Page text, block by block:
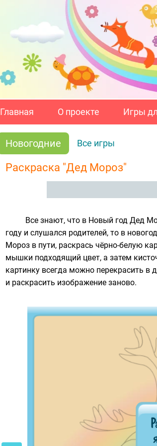
Главная О проекте Игры
Новогодние Все игры
Раскраска "Дед Мороз"
Все знают, что в Новый год Дед
году и слушался родителей, то в
Мороз в пути, раскрась чёрно-белую
мышки подходящий цвет, а затем
картинку всегда можно перекрасить в
и раскрасить изображение заново.